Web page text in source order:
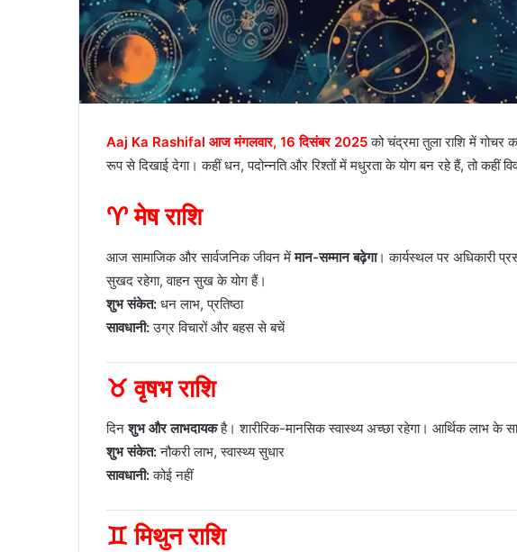
Aaj Ka Rashifal आज मंगलवार, 16 दिसंबर 2025 को चंद्रमा तुला राशि में गोचर
रूप से दिखाई देगा। कहीं धन, पदोन्नति और रिश्तों में मधुरता के योग बन रहे हैं, तो कहीं
♈ मेष राशि
आज सामाजिक और सार्वजनिक जीवन मेंमान-सम्मान बढ़ेगा। कार्यस्थल पर अधिकारी
सुखद रहेगा, वाहन सुख के योग हैं।
शुभ संकेत: धन लाभ, प्रतिष्ठा
सावधानी:उग्र विचारों और बहस से बचें
♉ वृषभ राशि
दिनशुभ और लाभदायकहै। शारीरिक-मानसिक स्वास्थ्य अच्छा रहेगा। आर्थिक लाभ के
शुभ संकेत:नौकरी लाभ, स्वास्थ्य सुधार
सावधानी:कोई नहीं
♊ मिथुन राशि